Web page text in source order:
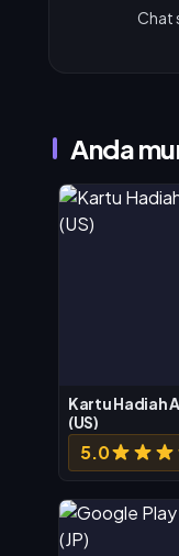
Chat
Anda
Kartu Hadiah
(US)
5.0